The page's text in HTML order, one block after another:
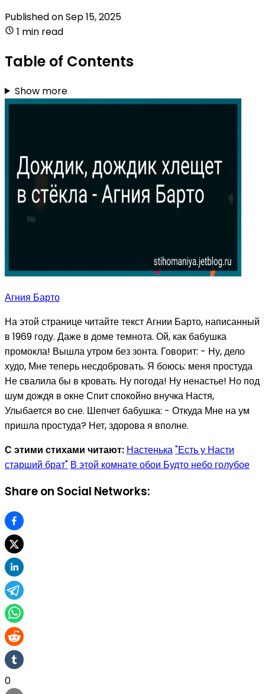
Published onSep 15, 2025
1 min read
Table of Contents
Show more
Агния Барто
На этой странице читайте текст Агнии Барто, написанный
в 1969 году. Даже в доме темнота. Ой, как бабушка
промокла! Вышла утром без зонта. Говорит: - Ну, дело
худо, Мне теперь несдобровать. Я боюсь: меня простуда
Не свалила бы в кровать. Ну погода! Ну ненастье! Но под
шум дождя в окне Спит спокойно внучка Настя,
Улыбается во сне. Шепчет бабушка: - Откуда Мне на ум
пришла простуда? Нет, здорова я вполне.
С этими стихами читают: Настенька"Есть у Насти
старший брат" В этой комнате обои Будто небо голубое
Share on Social Networks:
0